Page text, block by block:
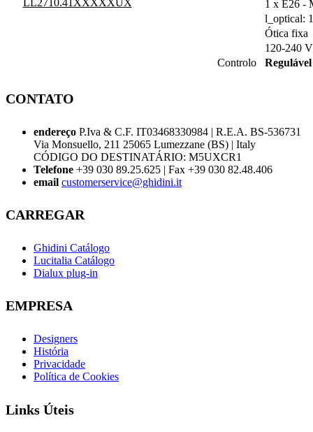
LL2710.41XXXXXUX
1 x E26 -
l_optical:
Ótica fixa
120-240
Controlo
CONTATO
endereço P.Iva & C.F. IT03468330984 | R.E.A. BS-536731
Via Monsuello, 211 25065 Lumezzane (BS) | Italy
CÓDIGO DO DESTINATÁRIO: M5UXCR1
Telefone +39 030 89.25.625 | Fax +39 030 82.48.406
email customerservice@ghidini.it
CARREGAR
Ghidini Catálogo
Lucitalia Catálogo
Dialux plug-in
EMPRESA
Designers
História
Privacidade
Política de Cookies
Links Úteis